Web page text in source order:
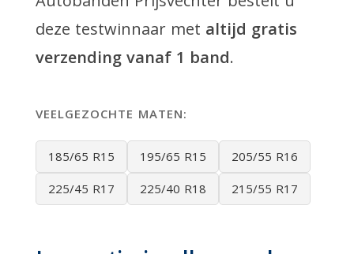
deze testwinnaar met altijd gratis
verzending vanaf 1 band.
VEELGEZOCHTE MATEN:
185/65 R15 195/65 R15 205/55 R16
225/45 R17 225/40 R18 215/55 R17